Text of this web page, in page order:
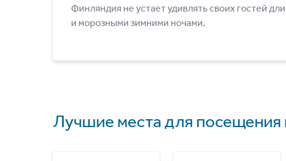
Финляндия не устает удивлять своих гостей
и морозными зимними ночами.
Лучшие места для посещения